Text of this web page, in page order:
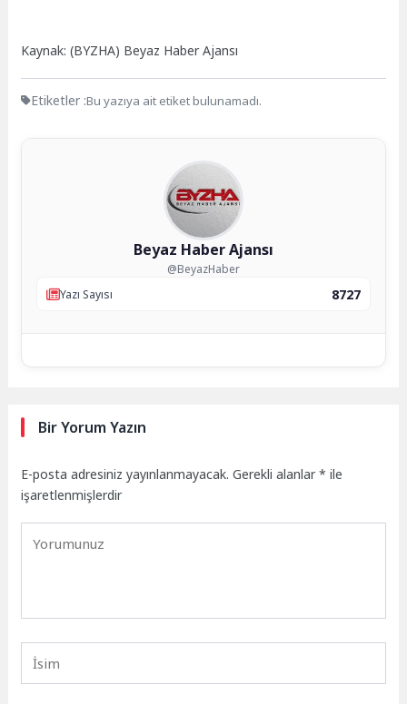
Kaynak: (BYZHA) Beyaz Haber Ajansı
Etiketler :Bu yazıya ait etiket bulunamadı.
Beyaz Haber Ajansı
@BeyazHaber
Yazı Sayısı
8727
Bir Yorum Yazın
E-posta adresiniz yayınlanmayacak. Gerekli alanlar* ile
işaretlenmişlerdir